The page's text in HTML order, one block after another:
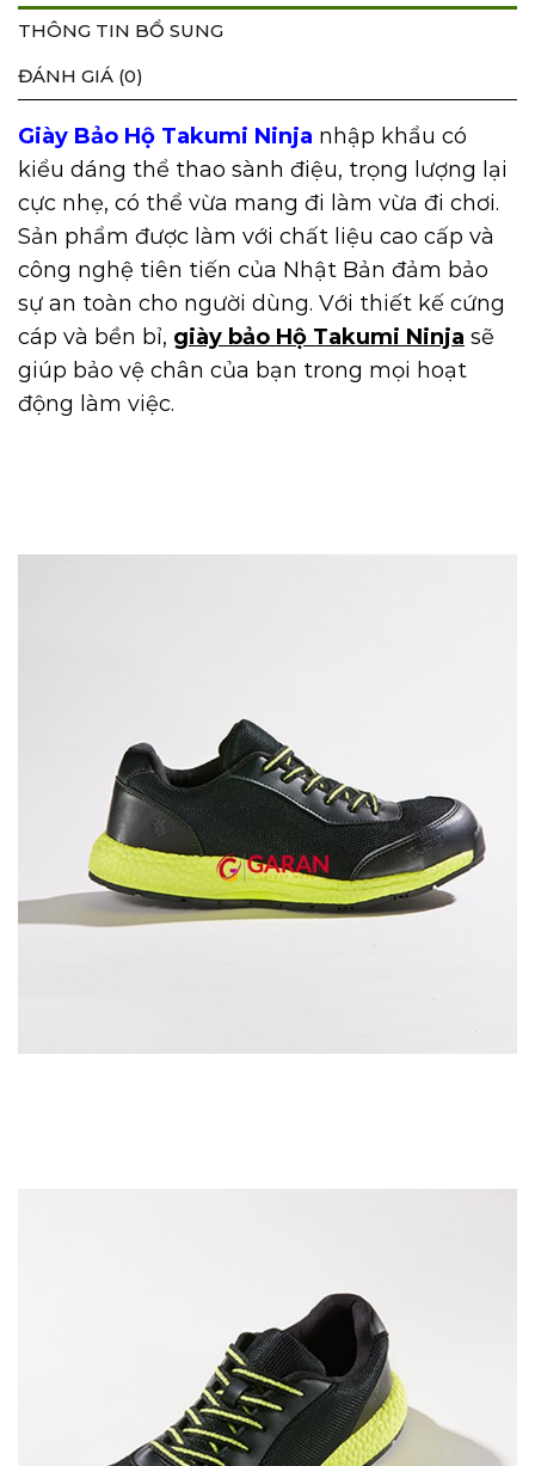
THÔNG TIN BỔ SUNG
ĐÁNH GIÁ (0)
Giày Bảo Hộ Takumi Ninja nhập khẩu có
kiểu dáng thể thao sành điệu, trọng lượng lại
cực nhẹ, có thể vừa mang đi làm vừa đi chơi.
Sản phẩm được làm với chất liệu cao cấp và
công nghệ tiên tiến của Nhật Bản đảm bảo
sự an toàn cho người dùng. Với thiết kế cứng
cáp và bền bỉ, giày bảo Hộ Takumi Ninja sẽ
giúp bảo vệ chân của bạn trong mọi hoạt
động làm việc.